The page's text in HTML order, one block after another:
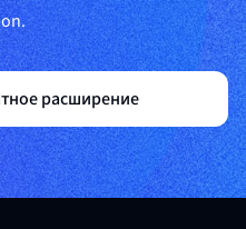
расширение